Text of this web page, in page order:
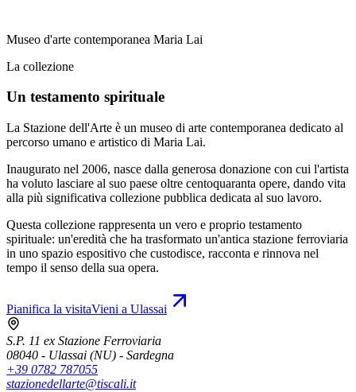
Museo d'arte contemporanea Maria Lai
La collezione
Un testamento spirituale
La Stazione dell'Arte è un museo di arte contemporanea dedicato al
percorso umano e artistico di Maria Lai.
Inaugurato nel 2006, nasce dalla generosa donazione con cui l'artista
ha voluto lasciare al suo paese oltre centoquaranta opere, dando vita
alla più significativa collezione pubblica dedicata al suo lavoro.
Questa collezione rappresenta un vero e proprio testamento
spirituale: un'eredità che ha trasformato un'antica stazione ferroviaria
in uno spazio espositivo che custodisce, racconta e rinnova nel
tempo il senso della sua opera.
Pianifica la visitaVieni a Ulassai
S.P. 11 ex Stazione Ferroviaria
08040 - Ulassai (NU) - Sardegna
+39 0782 787055
stazionedellarte@tiscali.it